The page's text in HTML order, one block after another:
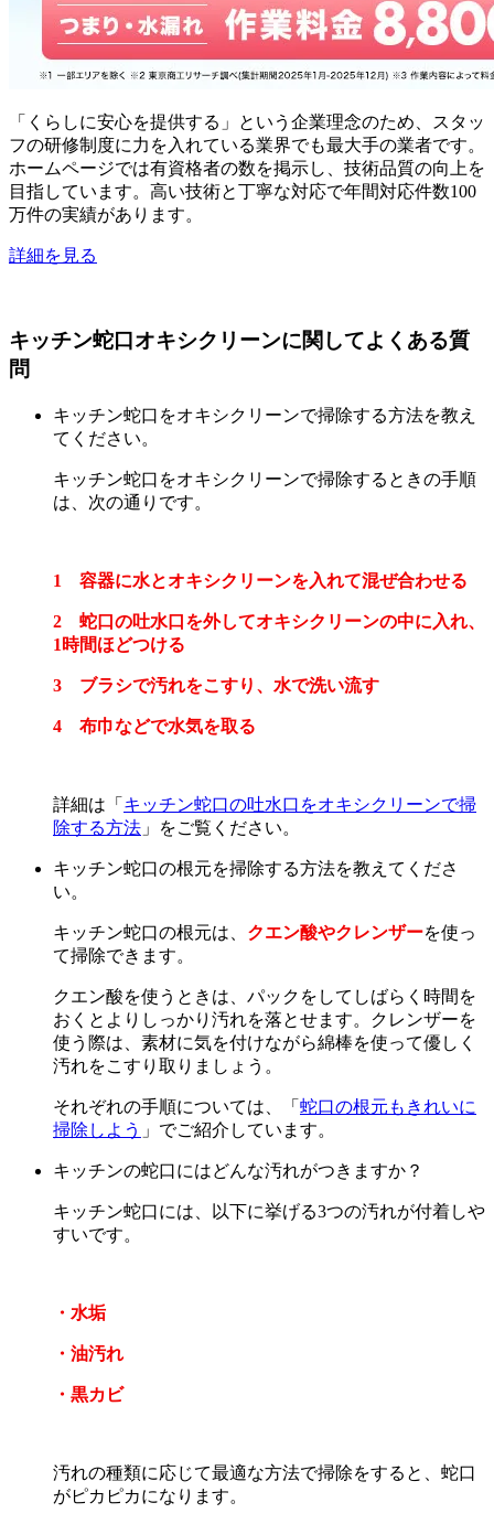
「くらしに安心を提供する」という企業理念のため、スタッ
フの研修制度に力を入れている業界でも最大手の業者です。
ホームページでは有資格者の数を掲示し、技術品質の向上を
目指しています。高い技術と丁寧な対応で年間対応件数100
万件の実績があります。
詳細を見る
キッチン蛇口オキシクリーンに関してよくある質
問
キッチン蛇口をオキシクリーンで掃除する方法を教え
てください。
キッチン蛇口をオキシクリーンで掃除するときの手順
は、次の通りです。
1 容器に水とオキシクリーンを入れて混ぜ合わせる
2 蛇口の吐水口を外してオキシクリーンの中に入れ、
1時間ほどつける
3 ブラシで汚れをこすり、水で洗い流す
4 布巾などで水気を取る
詳細は「 キッチン蛇口の吐水口をオキシクリーンで掃
除する方法 」をご覧ください。
キッチン蛇口の根元を掃除する方法を教えてくださ
い。
キッチン蛇口の根元は、 クエン酸やクレンザーを使っ
て掃除できます。
クエン酸を使うときは、パックをしてしばらく時間を
おくとよりしっかり汚れを落とせます。クレンザーを
使う際は、素材に気を付けながら綿棒を使って優しく
汚れをこすり取りましょう。
それぞれの手順については、「 蛇口の根元もきれいに
掃除しよう 」でご紹介しています。
キッチンの蛇口にはどんな汚れがつきますか？
キッチン蛇口には、以下に挙げる3つの汚れが付着しや
すいです。
・水垢
・油汚れ
・黒カビ
汚れの種類に応じて最適な方法で掃除をすると、蛇口
がピカピカになります。